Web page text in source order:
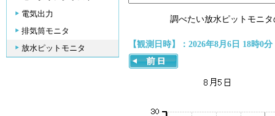
電気出力
排気筒モニタ
放水ピットモニタ
調べたい放水ピットモニ
【観測日時】：2026年8月6日 18時0分